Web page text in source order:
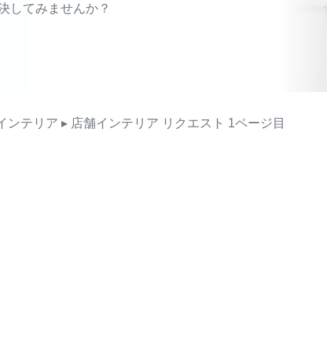
してみませんか？
ンテリア ▸ 店舗インテリア リクエスト 1ページ目